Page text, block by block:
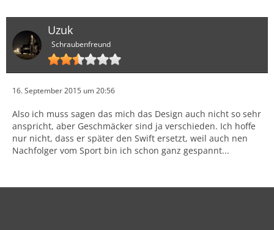
Uzuk
Schraubenfreund
16. September 2015 um 20:56
Also ich muss sagen das mich das Design auch nicht so sehr
anspricht, aber Geschmäcker sind ja verschieden. Ich hoffe
nur nicht, dass er später den Swift ersetzt, weil auch nen
Nachfolger vom Sport bin ich schon ganz gespannt...